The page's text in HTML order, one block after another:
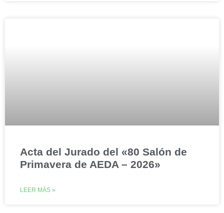
Acta del Jurado del «80 Salón de
Primavera de AEDA – 2026»
LEER MÁS »